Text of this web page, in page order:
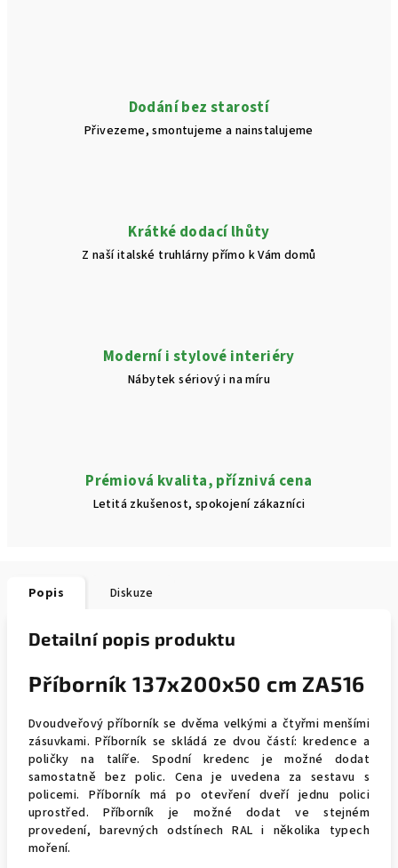
Dodání bez starostí
Přivezeme, smontujeme a nainstalujeme
Krátké dodací lhůty
Z naší italské truhlárny přímo k Vám domů
Moderní i stylové interiéry
Nábytek sériový i na míru
Prémiová kvalita, příznivá cena
Letitá zkušenost, spokojení zákazníci
Popis Diskuze
Detailní popis produktu
Příborník 137x200x50 cm ZA516
Dvoudveřový příborník se dvěma velkými a čtyřmi menšími
zásuvkami. Příborník se skládá ze dvou částí: kredence a
poličky na talíře. Spodní kredenc je možné dodat
samostatně bez polic. Cena je uvedena za sestavu s
policemi. Příborník má po otevření dveří jednu polici
uprostřed.Příborník je možné dodat ve stejném
provedení, barevných odstínech RAL i několika typech
moření.